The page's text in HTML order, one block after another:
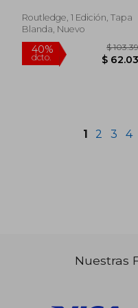
Tameka Winston
Routledge, 1 Edición, Tapa
Blanda, Nuevo
1 2 3 4
Nuestras